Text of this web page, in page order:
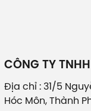
CÔNG TY
Địa chỉ : 31/5
Hóc Môn, Thành